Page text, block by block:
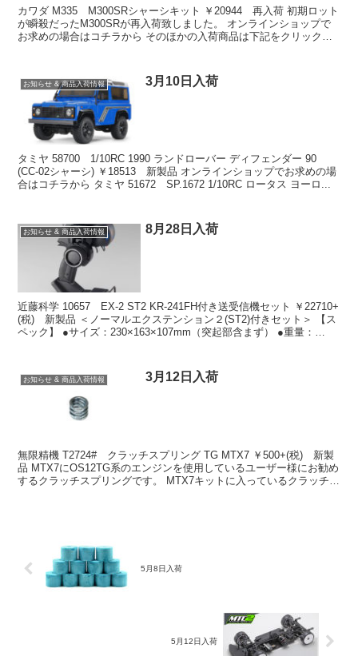
カワダ M335 M300SRシャーシキット ￥20944 再入荷 初期ロット
が瞬殺だったM300SRが再入荷致しました。 オンラインショップで
お求めの場合はコチラから そのほかの入荷商品は下記をクリック
お知らせ & 商品入荷情報 3月10日入荷
タミヤ 58700 1/10RC 1990 ランドローバー ディフェンダー 90
(CC-02シャーシ) ￥18513 新製品 オンラインショップでお求めの場
合はコチラから タミヤ 51672 SP.1672 1/10RC ロータス ヨーロ...
お知らせ & 商品入荷情報 8月28日入荷
近藤科学 10657 EX-2 ST2 KR-241FH付き送受信機セット ￥22710+
(税) 新製品 ＜ノーマルエクステンション２(ST2)付きセット＞ 【ス
ペック】 ●サイズ：230×163×107mm（突起部含まず） ●重量：
お知らせ & 商品入荷情報 3月12日入荷
無限精機 T2724# クラッチスプリング TG MTX7 ￥500+(税) 新製
品 MTX7にOS12TG系のエンジンを使用しているユーザー様にお勧め
するクラッチスプリングです。 MTX7キットに入っているクラッチス
5月8日入荷
5月12日入荷